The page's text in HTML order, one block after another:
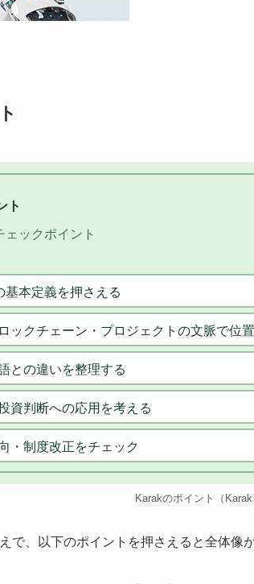
ト
ェックポイント
基本定義を押さえる
ックチェーン・プロジェクトの文脈で位
との違いを整理する
資判断への応用を考える
・制度改正をチェック
Karakのポイント（
で、以下のポイントを押さえると全体像